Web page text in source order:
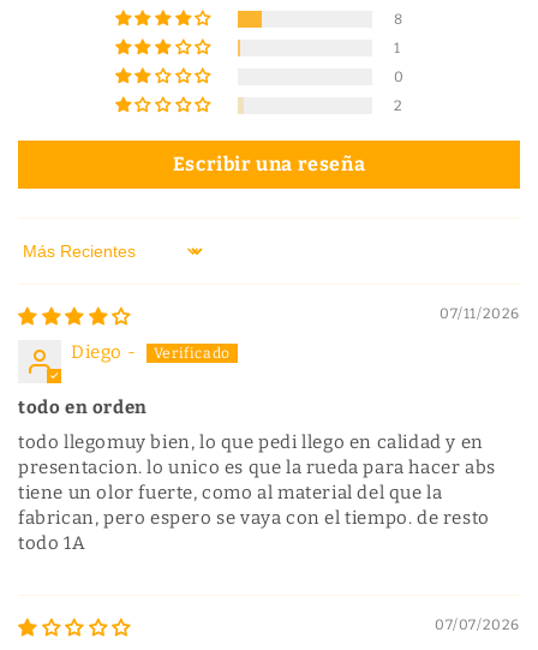
t
a
l
e
s
8
1
0
2
Escribir una reseña
Sort by
07/11/2026
Diego -
todo en orden
todo llegomuy bien, lo que pedi llego en calidad y en
presentacion. lo unico es que la rueda para hacer abs
tiene un olor fuerte, como al material del que la
fabrican, pero espero se vaya con el tiempo. de resto
todo 1A
07/07/2026